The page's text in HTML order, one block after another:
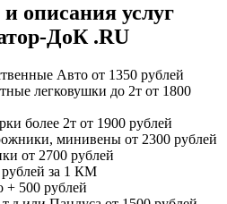
описания услуг
ДоК .RU
Авто от 1350 рублей
легковушки до 2т от 1800
более 2т от 1900 рублей
минивены от 2300 рублей
от 2700 рублей
за 1 КМ
+ 500 рублей